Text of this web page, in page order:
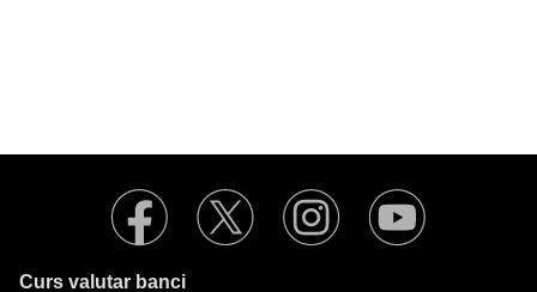
Curs valutar banci